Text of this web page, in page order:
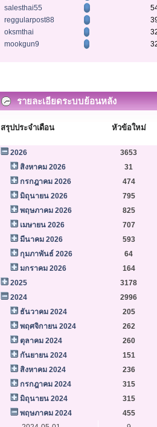
salesthai55
reggularpost88
oksmthai
mookgun9
รายละเอียดระบบย้อนหลัง
สรุปประจำเดือน หัวข้อใหม่
2026
3653
สิงหาคม 2026
31
กรกฎาคม 2026
474
มิถุนายน 2026
795
พฤษภาคม 2026
825
เมษายน 2026
707
มีนาคม 2026
593
กุมภาพันธ์ 2026
64
มกราคม 2026
164
2025
3178
2024
2996
ธันวาคม 2024
205
พฤศจิกายน 2024
262
ตุลาคม 2024
260
กันยายน 2024
151
สิงหาคม 2024
236
กรกฎาคม 2024
315
มิถุนายน 2024
315
พฤษภาคม 2024
455